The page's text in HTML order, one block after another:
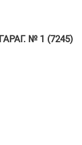
№ 1 (7245)